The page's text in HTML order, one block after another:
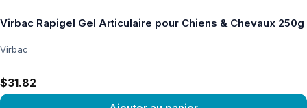
Virbac Rapigel Gel Articulaire pour Chiens & Chevaux 250g
Virbac
$31.82